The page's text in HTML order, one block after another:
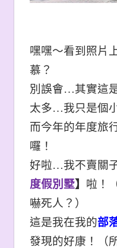
嘿嘿～看到照片
慕？
別誤會…其實這
太多…我只是個
而今年的年度旅
囉！
好啦…我不賣關
度假別墅】 啦！
嚇死人？）
這是我在我的部
發現的好康！（